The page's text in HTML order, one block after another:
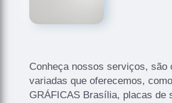
Conheça nossos serviços, são
variadas que oferecemos,
GRÁFICAS Brasília, placas de